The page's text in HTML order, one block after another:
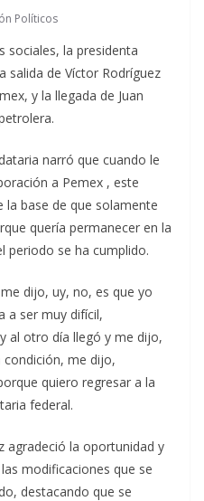
Políticos
sociales, la presidenta
salida de Víctor Rodríguez
y la llegada de Juan
narró que cuando le
a Pemex , este
base de que solamente
quería permanecer en la
periodo se ha cumplido.
dijo, uy, no, es que yo
a ser muy difícil,
al otro día llegó y me dijo,
condición, me dijo,
quiero regresar a la
federal.
agradeció la oportunidad y
modificaciones que se
destacando que se